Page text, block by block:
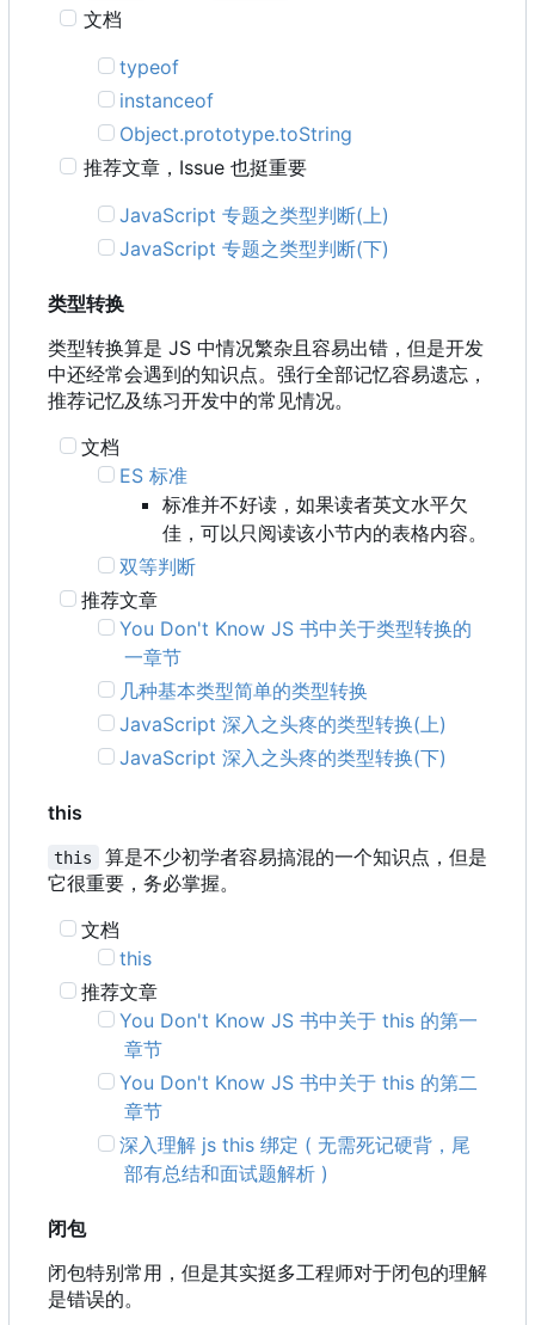
文档
typeof
instanceof
Object.prototype.toString
推荐文章 ， Issue 也挺重要
JavaScript 专题之类型判断(上)
JavaScript 专题之类型判断(下)
类型转换
类型转换算是 JS 中情况繁杂且容易出错，但是开发
中还经常会遇到的知识点。强行全部记忆容易遗忘，
推荐记忆及练习开发中的常见情况。
文档
ES 标准
标准并不好读，如果读者英文水平欠
佳，可以只阅读该小节内的表格内容。
双等判断
推荐文章
You Don't Know JS 书中关于类型转换的
一章节
几种基本类型简单的类型转换
JavaScript 深入之头疼的类型转换(上)
JavaScript 深入之头疼的类型转换(下)
this
this
算是不少初学者容易搞混的一个知识点，但是
它很重要，务必掌握。
文档
this
推荐文章
You Don't Know JS 书中关于 this 的第一
章节
You Don't Know JS 书中关于 this 的第二
章节
深入理解 js this 绑定 ( 无需死记硬背，尾
部有总结和面试题解析 )
闭包
闭包特别常用，但是其实挺多工程师对于闭包的理解
是错误的。